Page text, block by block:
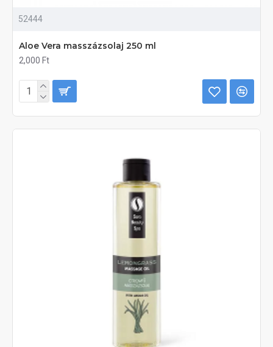
52444
Aloe Vera masszázsolaj 250 ml
2,000 Ft